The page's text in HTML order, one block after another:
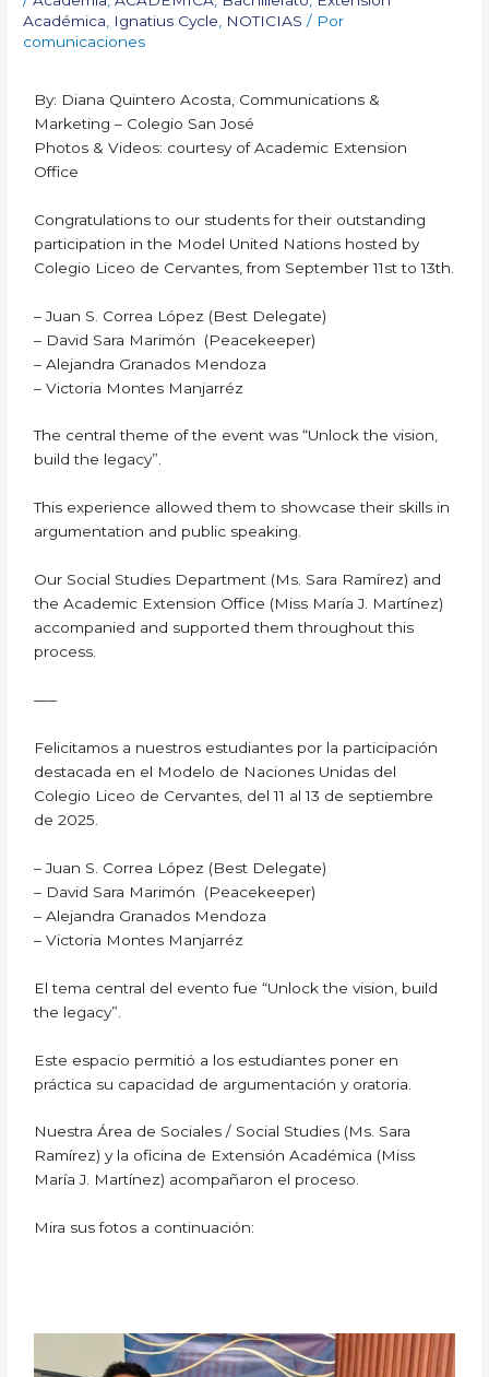
Académica
Ignatius Cycle NOTICIAS / Por
comunicaciones
By: Diana Quintero Acosta, Communications &
Marketing – Colegio San José
Photos & Videos: courtesy of Academic Extension
Office
Congratulations to our students for their outstanding
participation in the Model United Nations hosted by
Colegio Liceo de Cervantes, from September 11st to 13th.
– Juan S. Correa López (Best Delegate)
– David Sara Marimón (Peacekeeper)
– Alejandra Granados Mendoza
– Victoria Montes Manjarréz
The central theme of the event was “Unlock the vision,
build the legacy”.
This experience allowed them to showcase their skills in
argumentation and public speaking.
Our Social Studies Department (Ms. Sara Ramírez) and
the Academic Extension Office (Miss María J. Martínez)
accompanied and supported them throughout this
process.
—–
Felicitamos a nuestros estudiantes por la participación
destacada en el Modelo de Naciones Unidas del
Colegio Liceo de Cervantes, del 11 al 13 de septiembre
de 2025.
– Juan S. Correa López (Best Delegate)
– David Sara Marimón (Peacekeeper)
– Alejandra Granados Mendoza
– Victoria Montes Manjarréz
El tema central del evento fue “Unlock the vision, build
the legacy”.
Este espacio permitió a los estudiantes poner en
práctica su capacidad de argumentación y oratoria.
Nuestra Área de Sociales / Social Studies (Ms. Sara
Ramírez) y la oficina de Extensión Académica (Miss
María J. Martínez) acompañaron el proceso.
Mira sus fotos a continuación: